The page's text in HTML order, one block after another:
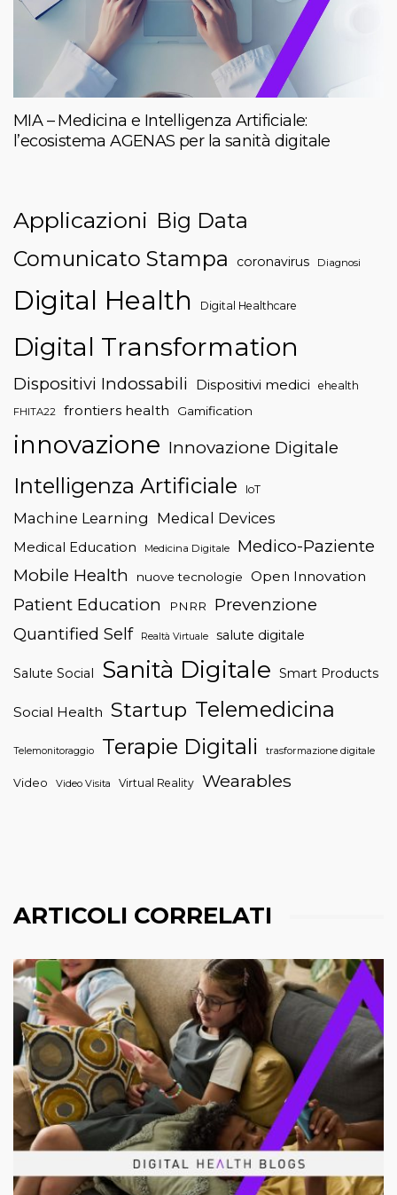
MIA – Medicina e Intelligenza Artificiale:
l’ecosistema AGENAS per la sanità digitale
Applicazioni Big Data
Comunicato Stampa
coronavirus Diagnosi
Digital Health Digital Healthcare
Digital Transformation
Dispositivi Indossabili Dispositivi medici ehealth
FHITA22 frontiers health Gamification
innovazione Innovazione Digitale
Intelligenza Artificiale IoT
Machine Learning Medical Devices
Medical Education Medicina Digitale
Medico-Paziente
Mobile Health
nuove tecnologie Open Innovation
Patient Education PNRR
Prevenzione
Quantified Self
Realtà Virtuale salute digitale
Salute Social Sanità Digitale Smart Products
Social Health Startup Telemedicina
Telemonitoraggio Terapie Digitali trasformazione digitale
Video Video Visita Virtual Reality Wearables
ARTICOLI CORRELATI